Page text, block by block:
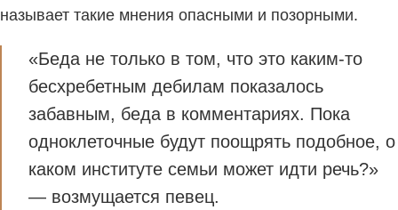
называет такие мнения опасными и позорными.
«Беда не только в том, что это каким-то
бесхребетным дебилам показалось
забавным, беда в комментариях. Пока
одноклеточные будут поощрять подобное, о
каком институте семьи может идти речь?»
— возмущается певец.